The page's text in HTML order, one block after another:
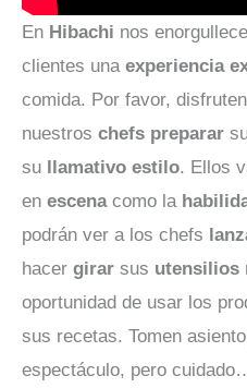
En Hibachi nos
clientes una experiencia
comida. Por favor,
nuestros chefs preparar
su llamativo estilo. Ellos
en escenacomo la
podrán ver a los chefs
hacer girar sus utensilios
oportunidad de usar los
sus recetas. Tomen
espectáculo, pero